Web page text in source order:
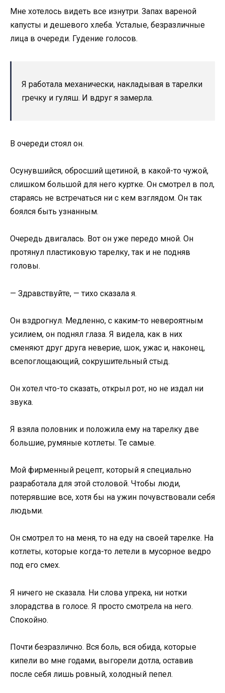
Мне хотелось видеть все изнутри. Запах вареной
капусты и дешевого хлеба. Усталые, безразличные
лица в очереди. Гудение голосов.
Я работала механически, накладывая в тарелки
гречку и гуляш. И вдруг я замерла.
В очереди стоял он.
Осунувшийся, обросший щетиной, в какой-то чужой,
слишком большой для него куртке. Он смотрел в пол,
стараясь не встречаться ни с кем взглядом. Он так
боялся быть узнанным.
Очередь двигалась. Вот он уже передо мной. Он
протянул пластиковую тарелку, так и не подняв
головы.
— Здравствуйте, — тихо сказала я.
Он вздрогнул. Медленно, с каким-то невероятным
усилием, он поднял глаза. Я видела, как в них
сменяют друг друга неверие, шок, ужас и, наконец,
всепоглощающий, сокрушительный стыд.
Он хотел что-то сказать, открыл рот, но не издал ни
звука.
Я взяла половник и положила ему на тарелку две
большие, румяные котлеты. Те самые.
Мой фирменный рецепт, который я специально
разработала для этой столовой. Чтобы люди,
потерявшие все, хотя бы на ужин почувствовали себя
людьми.
Он смотрел то на меня, то на еду на своей тарелке. На
котлеты, которые когда-то летели в мусорное ведро
под его смех.
Я ничего не сказала. Ни слова упрека, ни нотки
злорадства в голосе. Я просто смотрела на него.
Спокойно.
Почти безразлично. Вся боль, вся обида, которые
кипели во мне годами, выгорели дотла, оставив
после себя лишь ровный, холодный пепел.